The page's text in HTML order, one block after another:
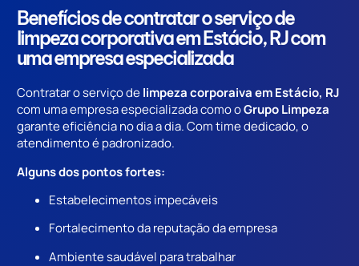
Benefícios de contratar o serviço de
limpeza corporativa em Estácio, RJ com
uma empresa especializada
Contratar o serviço delimpeza corporaiva em Estácio, RJ
com uma empresa especializada como oGrupo Limpeza
garante eficiência no dia a dia. Com time dedicado, o
atendimento é padronizado.
Alguns dos pontos fortes:
Estabelecimentos impecáveis
Fortalecimento da reputação da empresa
Ambiente saudável para trabalhar